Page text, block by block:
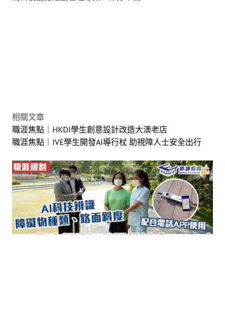
相關文章
職涯焦點｜HKDI學生創意設計改造大澳老店
職涯焦點｜IVE學生開發AI導行杖 助視障人士安全出行